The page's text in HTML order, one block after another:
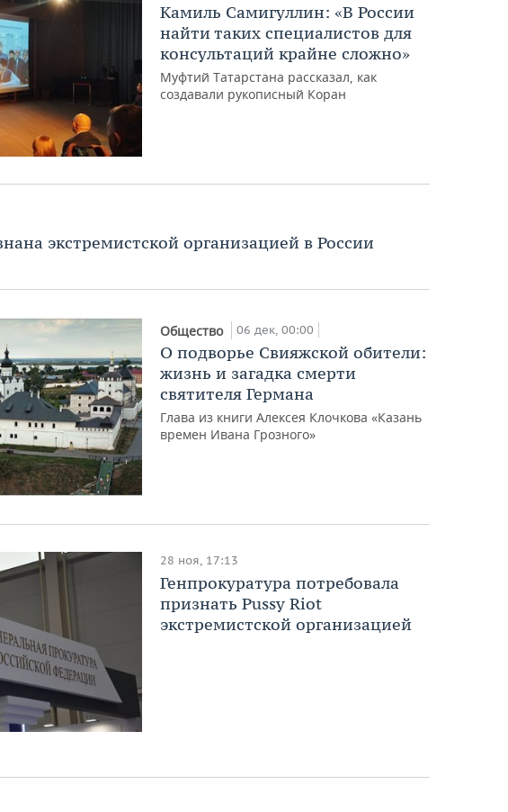
Камиль Самигуллин: «В России
найти таких специалистов для
консультаций крайне сложно»
Муфтий Татарстана рассказал, как
создавали рукописный Коран
экстремистской организацией в России
Общество 06 дек, 00:00
О подворье Свияжской обители:
жизнь и загадка смерти
святителя Германа
Глава из книги Алексея Клочкова «Казань
времен Ивана Грозного»
28 ноя, 17:13
Генпрокуратура потребовала
признать Pussy Riot
экстремистской организацией